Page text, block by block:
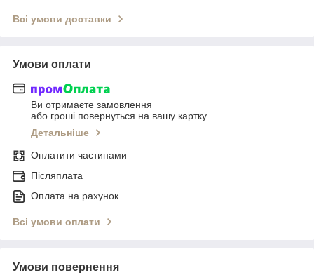
Всі умови доставки
Умови оплати
Ви отримаєте замовлення
або гроші повернуться на вашу картку
Детальніше
Оплатити частинами
Післяплата
Оплата на рахунок
Всі умови оплати
Умови повернення